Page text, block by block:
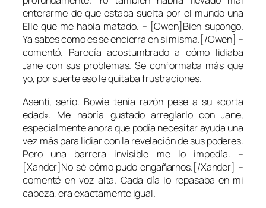
enterarme de que estaba suelta por el mundo una
Elle que me había matado. – [Owen]Bien supongo.
Ya sabes como es se encierra en si misma.[/Owen] –
comentó. Parecía acostumbrado a cómo lidiaba
Jane con sus problemas. Se conformaba más que
yo, por suerte eso le quitaba frustraciones.
Asentí, serio. Bowie tenía razón pese a su «corta
edad». Me habría gustado arreglarlo con Jane,
especialmente ahora que podía necesitar ayuda una
vez más para lidiar con la revelación de sus poderes.
Pero una barrera invisible me lo impedía. –
[Xander]No sé cómo pudo engañarnos.[/Xander] –
comenté en voz alta. Cada día lo repasaba en mi
cabeza, era exactamente igual.